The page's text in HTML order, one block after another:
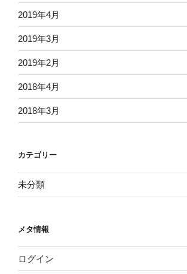
2019年4月
2019年3月
2019年2月
2018年4月
2018年3月
カテゴリー
未分類
メタ情報
ログイン